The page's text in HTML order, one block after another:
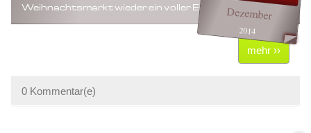
Dezember
2014
Weihnachtsmarkt wieder ein voller Erfolg
mehr ››
0 Kommentar(e)